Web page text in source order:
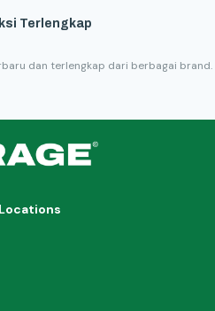
Terlengkap
dan terlengkap dari berbagai brand.